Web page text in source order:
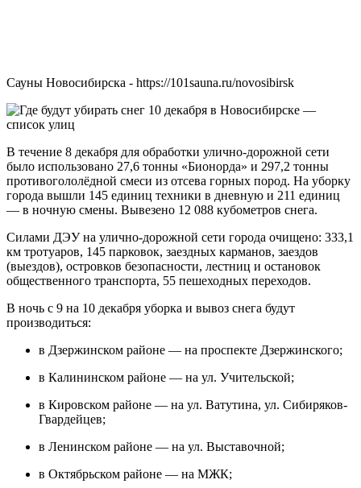
Сауны Новосибирска - https://101sauna.ru/novosibirsk
В течение 8 декабря для обработки улично-дорожной сети
было использовано 27,6 тонны «Бионорда» и 297,2 тонны
противогололёдной смеси из отсева горных пород. На уборку
города вышли 145 единиц техники в дневную и 211 единиц
— в ночную смены. Вывезено 12 088 кубометров снега.
Силами ДЭУ на улично-дорожной сети города очищено: 333,1
км тротуаров, 145 парковок, заездных карманов, заездов
(выездов), островков безопасности, лестниц и остановок
общественного транспорта, 55 пешеходных переходов.
В ночь с 9 на 10 декабря уборка и вывоз снега будут
производиться:
в Дзержинском районе — на проспекте Дзержинского;
в Калининском районе — на ул. Учительской;
в Кировском районе — на ул. Ватутина, ул. Сибиряков-
Гвардейцев;
в Ленинском районе — на ул. Выставочной;
в Октябрьском районе — на МЖК;